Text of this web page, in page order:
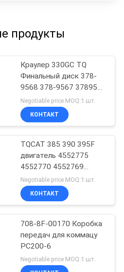
продукты
Краулер 330GC TQ
Финальный диск 378-
9568 378-9567 3789568
3789567
Negotiable price MOQ:1 шт.
КОНТАКТ
TQCAT 385 390 395F
двигатель 4552775
4552770 4552769
4552771 конечная
коробка уменьшения
привода
Negotiable price MOQ:1 шт.
КОНТАКТ
708-8F-00170 Коробка
передач для коммацу
PC200-6
Negotiable price MOQ:1 шт.